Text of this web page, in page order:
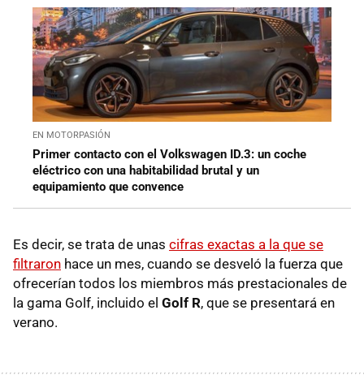
EN MOTORPASIÓN
Primer contacto con el Volkswagen ID.3: un coche
eléctrico con una habitabilidad brutal y un
equipamiento que convence
Es decir, se trata de unas cifras exactas a la que se
filtraron hace un mes, cuando se desveló la fuerza que
ofrecerían todos los miembros más prestacionales de
la gama Golf, incluido el Golf R, que se presentará en
verano.